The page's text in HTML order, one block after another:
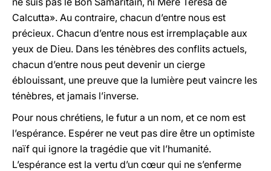
Calcutta». Au contraire, chacun d’entre nous est
précieux. Chacun d’entre nous est irremplaçable aux
yeux de Dieu. Dans les ténèbres des conflits actuels,
chacun d’entre nous peut devenir un cierge
éblouissant, une preuve que la lumière peut vaincre les
ténèbres, et jamais l’inverse.
Pour nous chrétiens, le futur a un nom, et ce nom est
l’espérance. Espérer ne veut pas dire être un optimiste
naïf qui ignore la tragédie que vit l’humanité.
L’espérance est la vertu d’un cœur qui ne s’enferme